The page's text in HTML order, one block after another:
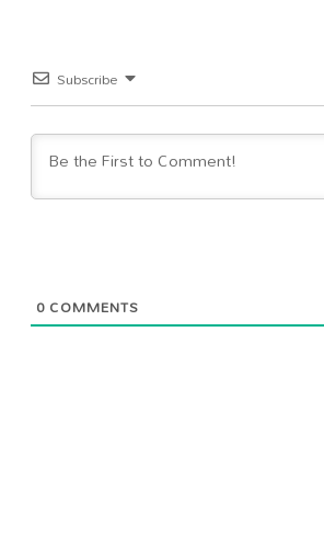
Subscribe
0COMMENTS